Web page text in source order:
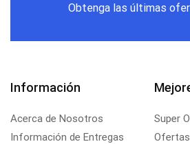
Obtenga las últimas
Información
Acerca de Nosotros
Información de Entregas
Super